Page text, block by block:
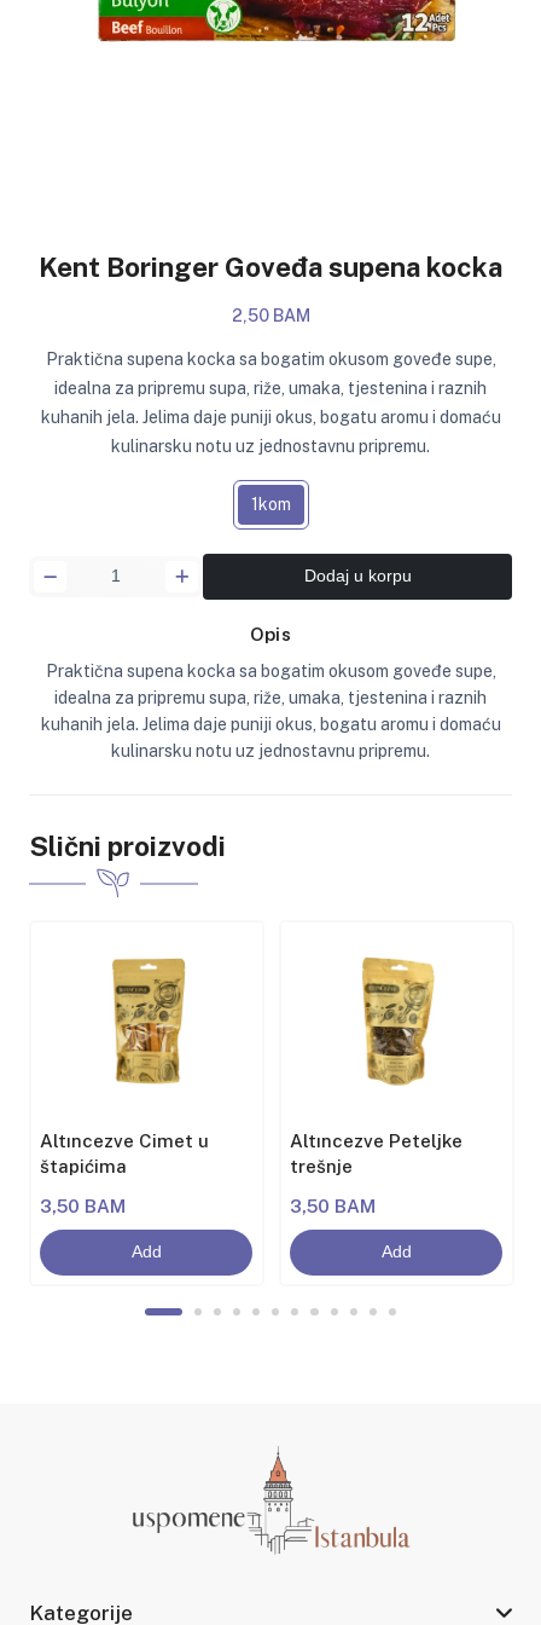
Kent Boringer Goveđa supena kocka
2,50 BAM
Praktična supena kocka sa bogatim okusom goveđe supe,
idealna za pripremu supa, riže, umaka, tjestenina i raznih
kuhanih jela. Jelima daje puniji okus, bogatu aromu i domaću
kulinarsku notu uz jednostavnu pripremu.
1kom
Dodaj u korpu
Opis
Praktična supena kocka sa bogatim okusom goveđe supe,
idealna za pripremu supa, riže, umaka, tjestenina i raznih
kuhanih jela. Jelima daje puniji okus, bogatu aromu i domaću
kulinarsku notu uz jednostavnu pripremu.
Slični proizvodi
Altıncezve Cimet u
štapićima
3,50 BAM
Add
Altıncezve Peteljke
trešnje
3,50 BAM
Add
Kategorije